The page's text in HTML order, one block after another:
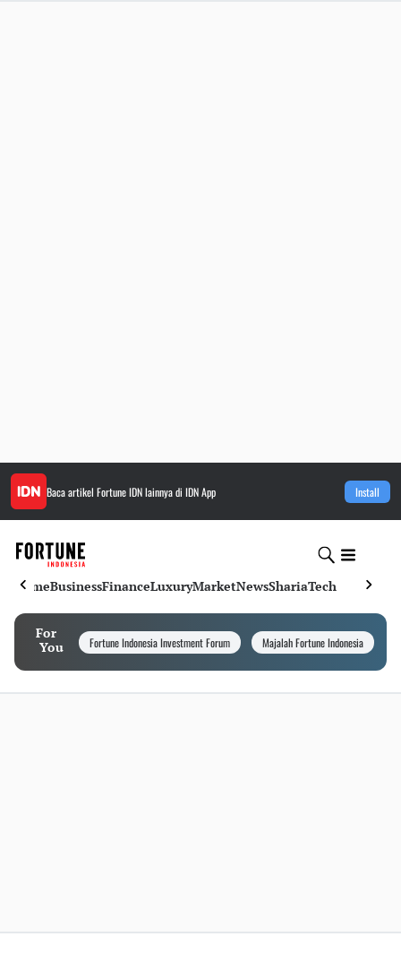
Baca artikel Fortune IDNlainnya di IDN App Install
HomeBusinessFinanceLuxuryMarketNewsShariaTech
For
You
Fortune Indonesia Investment Forum Majalah Fortune Indonesia